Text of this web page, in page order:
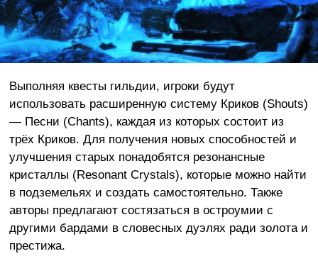
Выполняя квесты гильдии, игроки будут
использовать расширенную систему Криков (Shouts)
— Песни (Chants), каждая из которых состоит из
трёх Криков. Для получения новых способностей и
улучшения старых понадобятся резонансные
кристаллы (Resonant Crystals), которые можно найти
в подземельях и создать самостоятельно. Также
авторы предлагают состязаться в остроумии с
другими бардами в словесных дуэлях ради золота и
престижа.